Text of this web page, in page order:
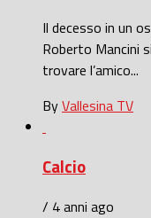
Il decesso in un
Roberto Mancini
trovare l’amico...
ByVallesina TV
Calcio
/ 4 anni ago